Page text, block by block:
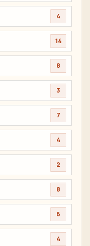
4
14
8
3
7
4
2
8
6
4